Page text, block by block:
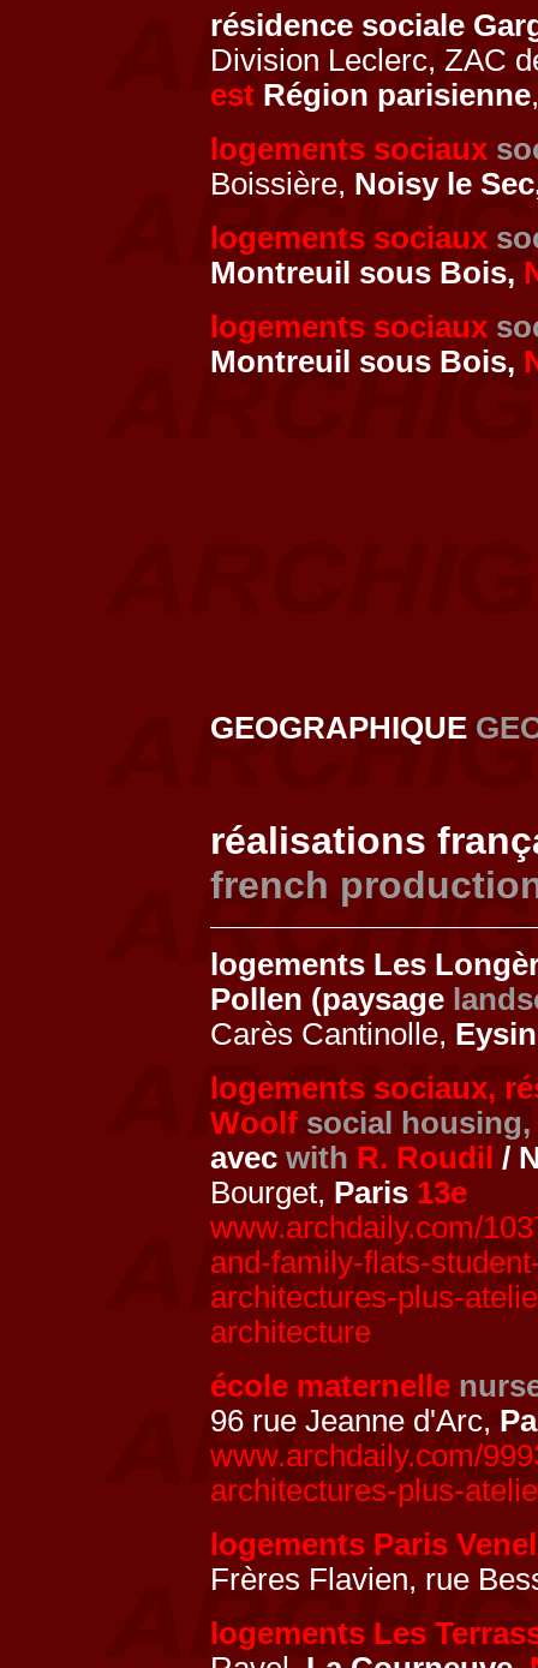
résidence sociale
Division Leclerc, ZAC
est Région parisienne
logements sociaux
Boissière, Noisy le
logements sociaux
Montreuil sous Bois,
logements sociaux
Montreuil sous Bois,
GEOGRAPHIQUE
réalisations
french
logements Les
Pollen (paysage
Carès Cantinolle,
logements sociaux,
Woolf social
avec with R. Roudil /
Bourget, Paris 13e
www.archdaily.com/
and-family-flats-
architectures-plus-
architecture
école maternelle
96 rue Jeanne d'Arc,
www.archdaily.com/
architectures-plus-
logements Paris
Frères Flavien, rue
logements Les